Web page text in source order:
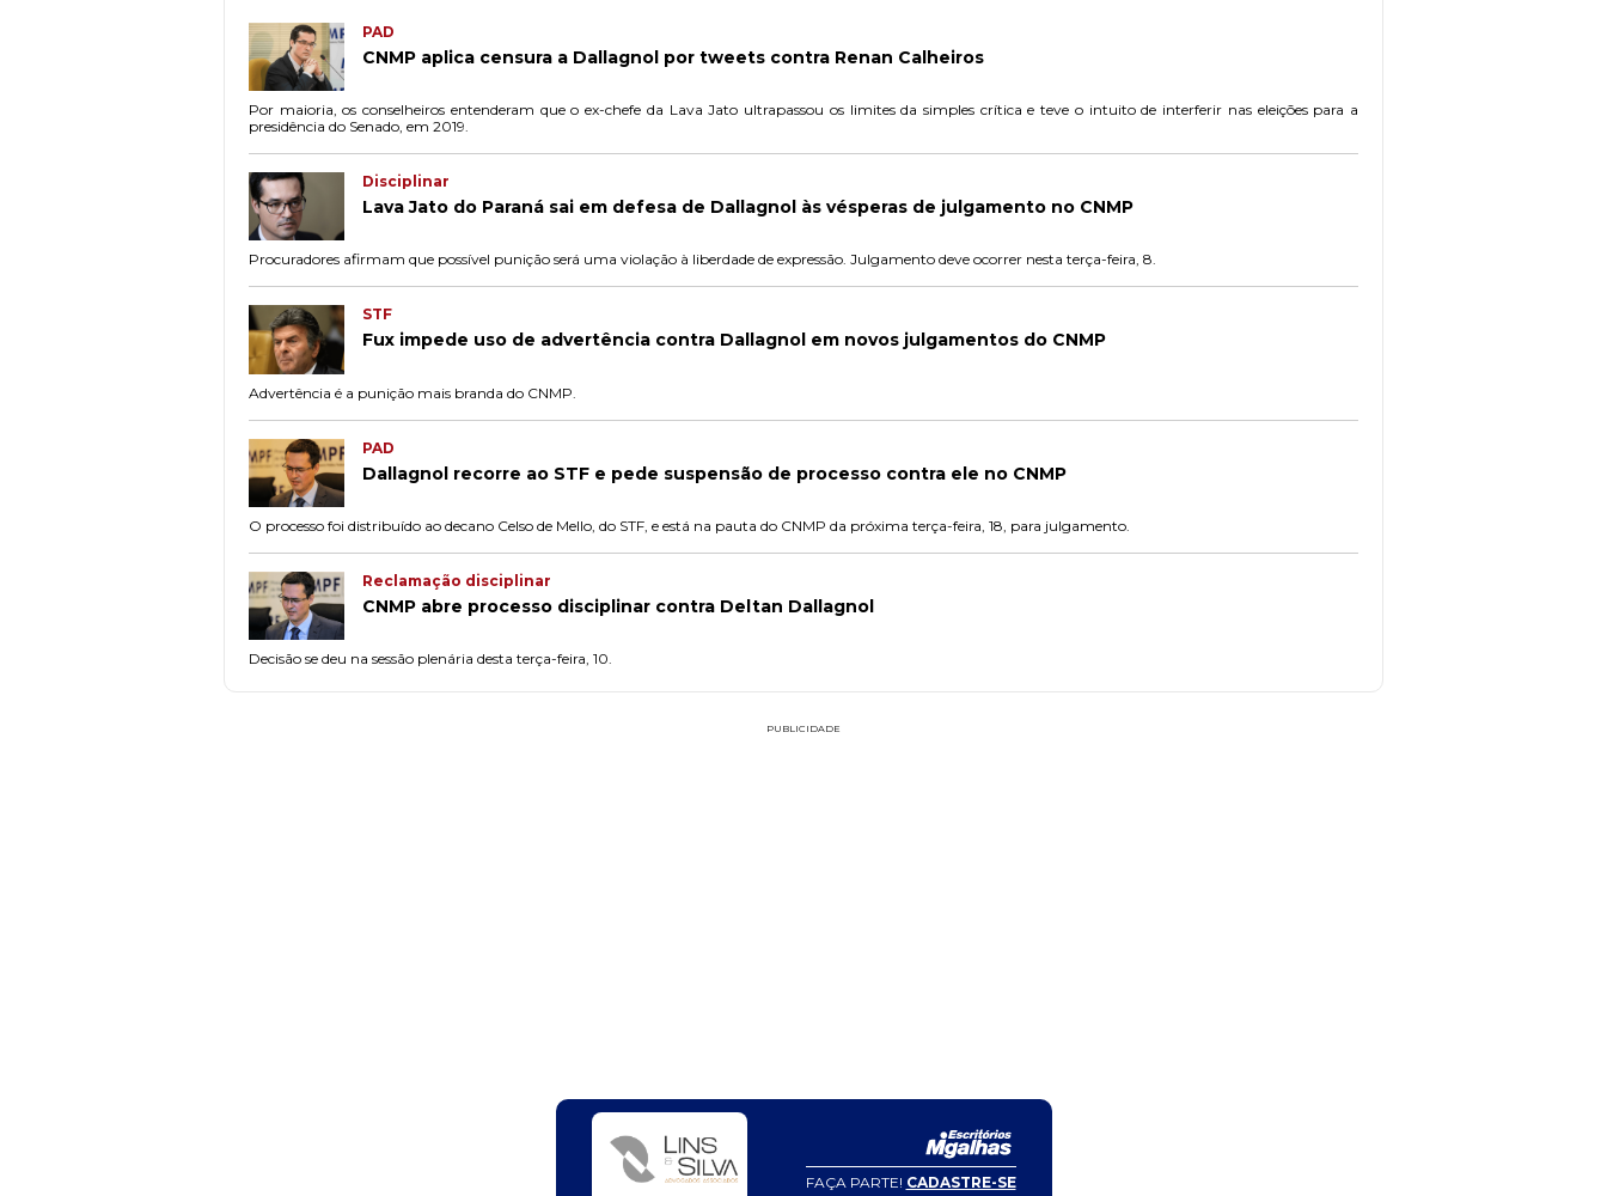
PAD
CNMP aplica censura a Dallagnol por tweets contra Renan Calheiros
Por maioria, os conselheiros entenderam que o ex-chefe da Lava Jato ultrapassou os limites da simples crítica e teve o intuito de interferir nas eleições para a
presidência do Senado, em 2019.
Disciplinar
Lava Jato do Paraná sai em defesa de Dallagnol às vésperas de julgamento no CNMP
Procuradores afirmam que possível punição será uma violação à liberdade de expressão. Julgamento deve ocorrer nesta terça-feira, 8.
STF
Fux impede uso de advertência contra Dallagnol em novos julgamentos do CNMP
Advertência é a punição mais branda do CNMP.
PAD
Dallagnol recorre ao STF e pede suspensão de processo contra ele no CNMP
O processo foi distribuído ao decano Celso de Mello, do STF, e está na pauta do CNMP da próxima terça-feira, 18, para julgamento.
Reclamação disciplinar
CNMP abre processo disciplinar contra Deltan Dallagnol
Decisão se deu na sessão plenária desta terça-feira, 10.
PUBLICIDADE
FAÇA PARTE! CADASTRE-SE